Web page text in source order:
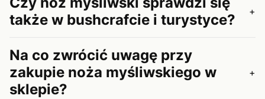
także w bushcrafcie i turystyce?
+
Na co zwrócić uwagę przy
zakupie noża myśliwskiego w
sklepie?
+